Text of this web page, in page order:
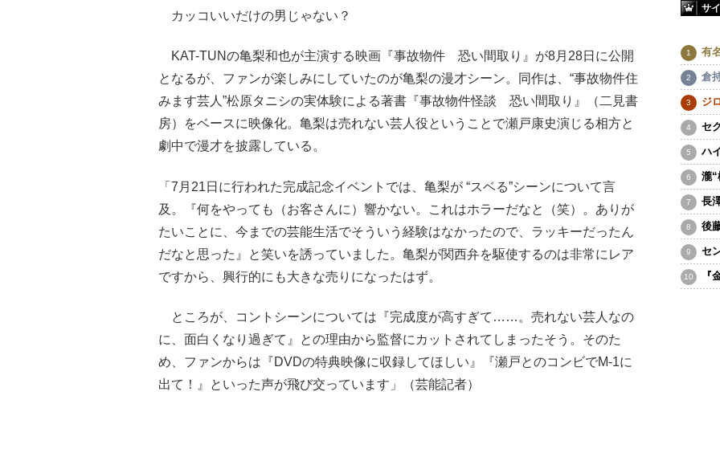
カッコいいだけの男じゃない？
KAT-TUNの亀梨和也が主演する映画『事故物件 恐い間取り』が8月28日に公開
となるが、ファンが楽しみにしていたのが亀梨の漫才シーン。同作は、“事故物件住
みます芸人”松原タニシの実体験による著書『事故物件怪談 恐い間取り』（二見書
房）をベースに映像化。亀梨は売れない芸人役ということで瀬戸康史演じる相方と
劇中で漫才を披露している。
「7月21日に行われた完成記念イベントでは、亀梨が “スベる”シーンについて言
及。『何をやっても（お客さんに）響かない。これはホラーだなと（笑）。ありが
たいことに、今までの芸能生活でそういう経験はなかったので、ラッキーだったん
だなと思った』と笑いを誘っていました。亀梨が関西弁を駆使するのは非常にレア
ですから、興行的にも大きな売りになったはず。
ところが、コントシーンについては『完成度が高すぎて……。売れない芸人なの
に、面白くなり過ぎて』との理由から監督にカットされてしまったそう。そのた
め、ファンからは『DVDの特典映像に収録してほしい』『瀬戸とのコンビでM-1に
出て！』といった声が飛び交っています」（芸能記者）
サ
有
倉
ジ
セ
ハ
瀧“
長
後
セ
『